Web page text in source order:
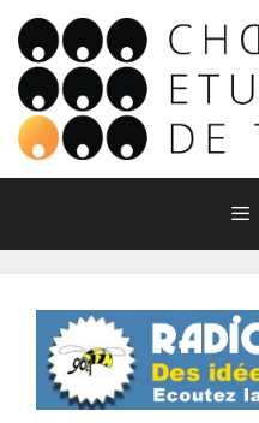
Aller
au
contenu